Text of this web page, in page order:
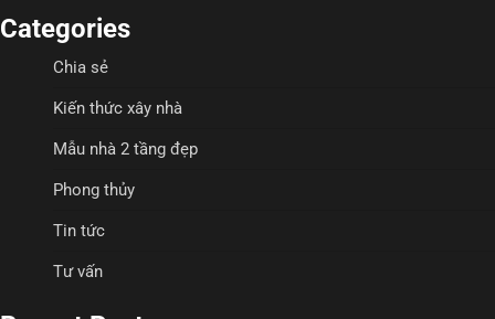
Categories
Chia sẻ
Kiến thức xây nhà
Mẫu nhà 2 tầng đẹp
Phong thủy
Tin tức
Tư vấn